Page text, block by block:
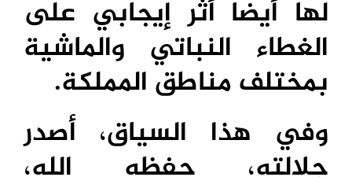
لها أيضا أثر إيجابي على
الغطاء النباتي والماشية
بمختلف مناطق المملكة.
وفي هذا السياق، أصدر
جلالته، حفظه الله،